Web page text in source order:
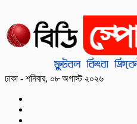
ঢাকা - শনিবার, ০৮ অগাস্ট ২০২৬